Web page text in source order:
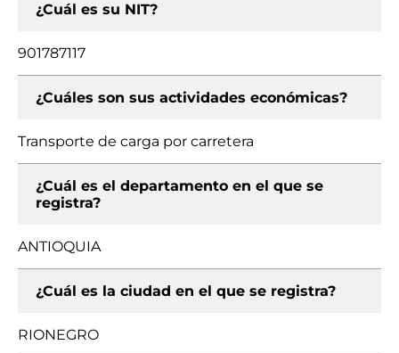
¿Cuál es su NIT?
901787117
¿Cuáles son sus actividades económicas?
Transporte de carga por carretera
¿Cuál es el departamento en el que se
registra?
ANTIOQUIA
¿Cuál es la ciudad en el que se registra?
RIONEGRO